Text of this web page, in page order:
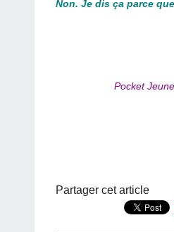
Non. Je dis ça parce
Pocket
Partager cet article